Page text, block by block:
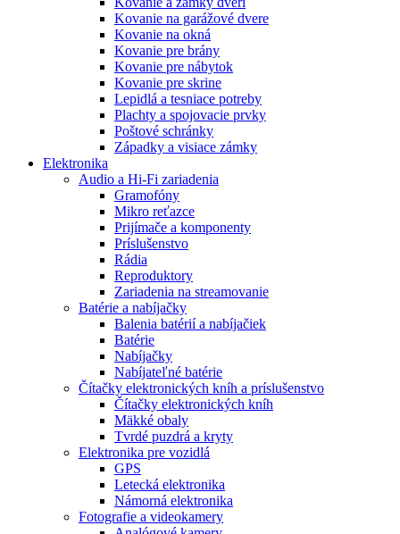
Kovanie na garážové dvere
Kovanie na okná
Kovanie pre brány
Kovanie pre nábytok
Kovanie pre skrine
Lepidlá a tesniace potreby
Plachty a spojovacie prvky
Poštové schránky
Západky a visiace zámky
Elektronika
Audio a Hi-Fi zariadenia
Gramofóny
Mikro reťazce
Prijímače a komponenty
Príslušenstvo
Rádia
Reproduktory
Zariadenia na streamovanie
Batérie a nabíjačky
Balenia batérií a nabíjačiek
Batérie
Nabíjačky
Nabíjateľné batérie
Čítačky elektronických kníh a príslušenstvo
Čítačky elektronických kníh
Mäkké obaly
Tvrdé puzdrá a kryty
Elektronika pre vozidlá
GPS
Letecká elektronika
Námorná elektronika
Fotografie a videokamery